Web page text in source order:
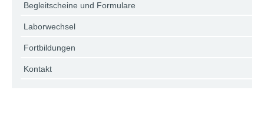
Begleitscheine und Formulare
Laborwechsel
Fortbildungen
Kontakt